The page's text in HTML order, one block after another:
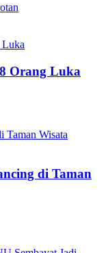
Orang Luka
di Taman